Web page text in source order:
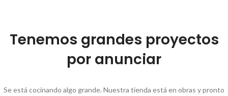
Tenemos grandes proyectos
por anunciar
Se está cocinando algo grande. Nuestra tienda está en obras y pronto